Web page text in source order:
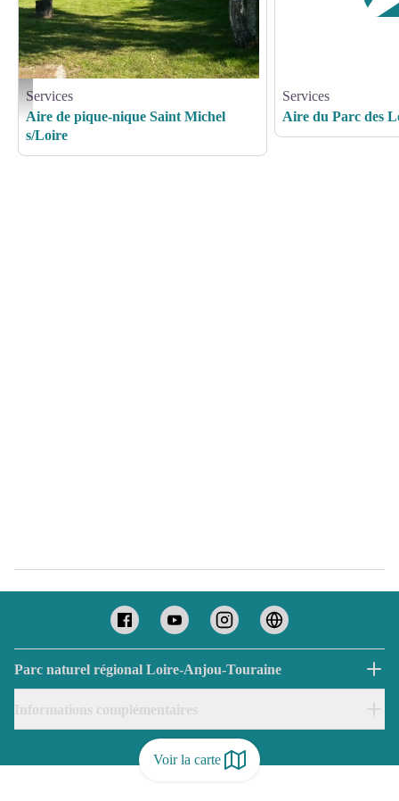
Voir la carte
piquenique saint michel - OT Langeais
Services
Aire de pique-nique Saint Michel
s/Loire
Services
Aire du Parc des
Parc naturel régional Loire-Anjou-Touraine
Informations complémentaires